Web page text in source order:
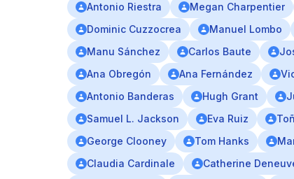
Antonio Riestra
Megan Charpentier
Dominic Cuzzocrea
Manuel Lombo
Manu Sánchez
Carlos Baute
Ana Obregón
Ana Fernández
Antonio Banderas
Hugh Grant
Samuel L. Jackson
Eva Ruiz
George Clooney
Tom Hanks
Claudia Cardinale
Catherine